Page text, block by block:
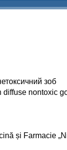
зоб
diffuse nontoxic
și Farmacie